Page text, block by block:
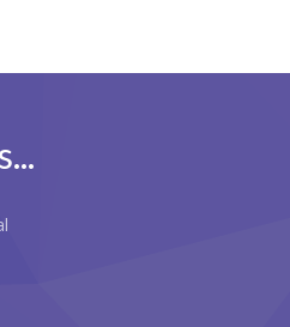
el concepto del